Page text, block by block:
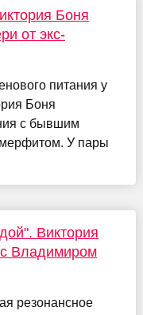
Боня
от экс-
питания у
Боня
с бывшим
У пары
Виктория
с Владимиром
резонансное